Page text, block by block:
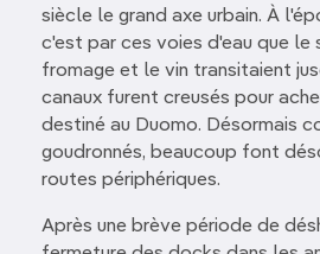
siècle le grand axe urbain. À
c'est par ces voies d'eau que le
fromage et le vin transitaient
canaux furent creusés pour
destiné au Duomo. Désormais
goudronnés, beaucoup font
routes périphériques.
Après une brève période de